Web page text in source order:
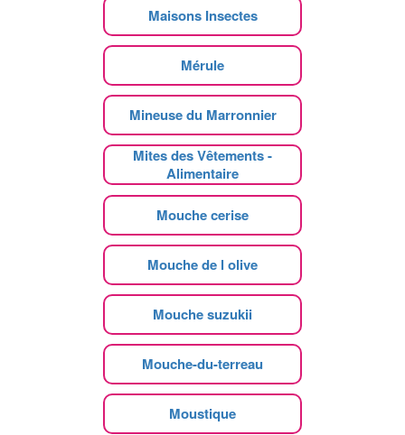
Maisons Insectes
Mérule
Mineuse du Marronnier
Mites des Vêtements -
Alimentaire
Mouche cerise
Mouche de l olive
Mouche suzukii
Mouche-du-terreau
Moustique